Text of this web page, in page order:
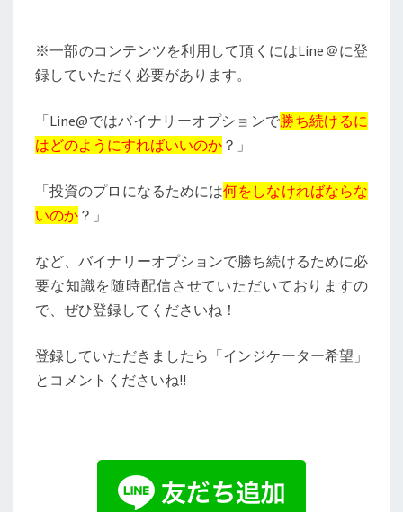
※一部のコンテンツを利用して頂くにはLine＠に登
録していただく必要があります。
「Line@ではバイナリーオプションで勝ち続けるに
はどのようにすればいいのか ？」
「投資のプロになるためには何をしなければならな
いのか ？」
など、バイナリーオプションで勝ち続けるために必
要な知識を随時配信させていただいておりますの
で、ぜひ登録してくださいね！
登録していただきましたら「インジケーター希望」
とコメントくださいね!!